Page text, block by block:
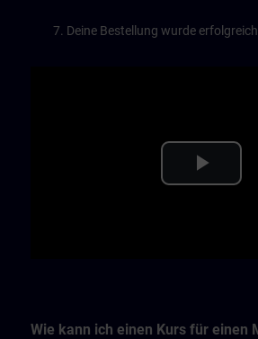
Deine Bestellung wurde
Play
Wie kann ich einen Kurs für einen